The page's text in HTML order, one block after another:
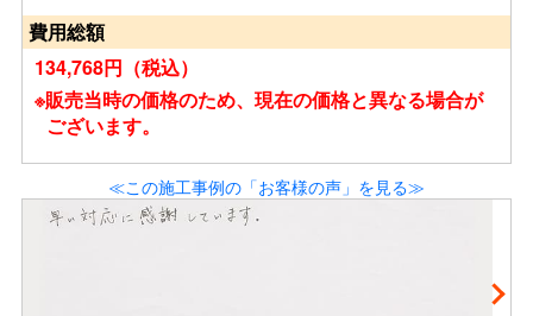
費用総額
134,768円（税込）
※販売当時の価格のため、現在の価格と異なる場合が
ございます。
≪この施工事例の「お客様の声」を見る≫